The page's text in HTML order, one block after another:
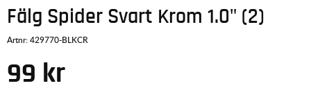
Fälg Spider Svart Krom 1.0" (2)
Artnr:429770-BLKCR
99 kr